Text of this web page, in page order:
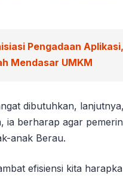
Pengadaan
Mendasar UMKM
dibutuhkan,
ia berharap agar
anak Berau.
efisiensi kita